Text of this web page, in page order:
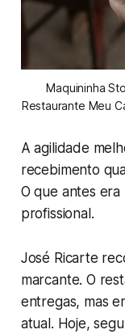
Maquininha
Restaurante Meu
A agilidade
recebimento
O que antes era
profissional.
José Ricarte
marcante. O
entregas, mas
atual. Hoje,